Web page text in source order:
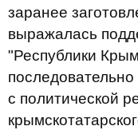
заранее
выражалась
"Республики
с политической